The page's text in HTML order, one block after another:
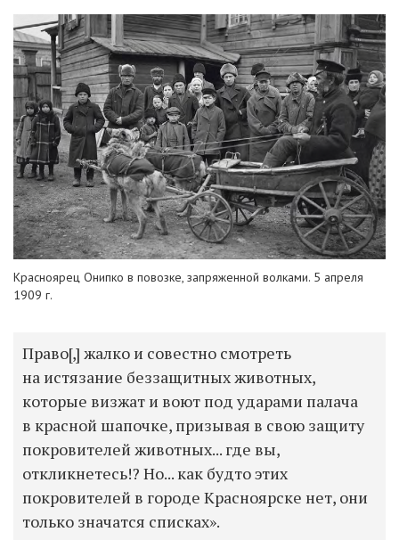
Красноярец Онипко в повозке, запряженной волками. 5 апреля
1909 г.
Право[,] жалко и совестно смотреть
на истязание беззащитных животных,
которые визжат и воют под ударами палача
в красной шапочке, призывая в свою защиту
покровителей животных... где вы,
откликнетесь!? Но... как будто этих
покровителей в городе Красноярске нет, они
только значатся списках».